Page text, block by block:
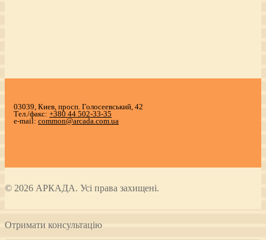
03039, Киев, просп. Голосеевський, 42
Тел./факс: +380 44 502-33-35
e-mail: common@arcada.com.ua
© 2026 АРКАДА. Усі права захищені.
Отримати консультацію